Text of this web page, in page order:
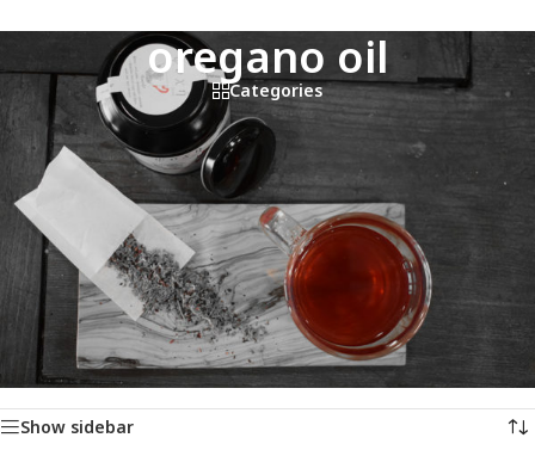
oregano oil
Categories
Αρχική σελίδα/Προϊόντα με ετικέτα “oregano oil”
Εμφάνιση του μοναδικού αποτελέσματος
Show sidebar